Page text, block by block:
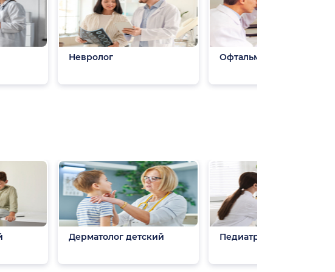
Невролог Офтальмолог
Дерматолог детский Педиатр